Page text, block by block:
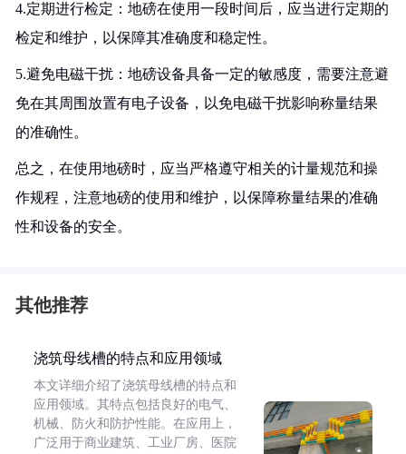
4.定期进行检定：地磅在使用一段时间后，应当进行定期的
检定和维护，以保障其准确度和稳定性。
5.避免电磁干扰：地磅设备具备一定的敏感度，需要注意避
免在其周围放置有电子设备，以免电磁干扰影响称量结果
的准确性。
总之，在使用地磅时，应当严格遵守相关的计量规范和操
作规程，注意地磅的使用和维护，以保障称量结果的准确
性和设备的安全。
其他推荐
浇筑母线槽的特点和应用领域
本文详细介绍了浇筑母线槽的特点和
应用领域。其特点包括良好的电气、
机械、防火和防护性能。在应用上，
广泛用于商业建筑、工业厂房、医院